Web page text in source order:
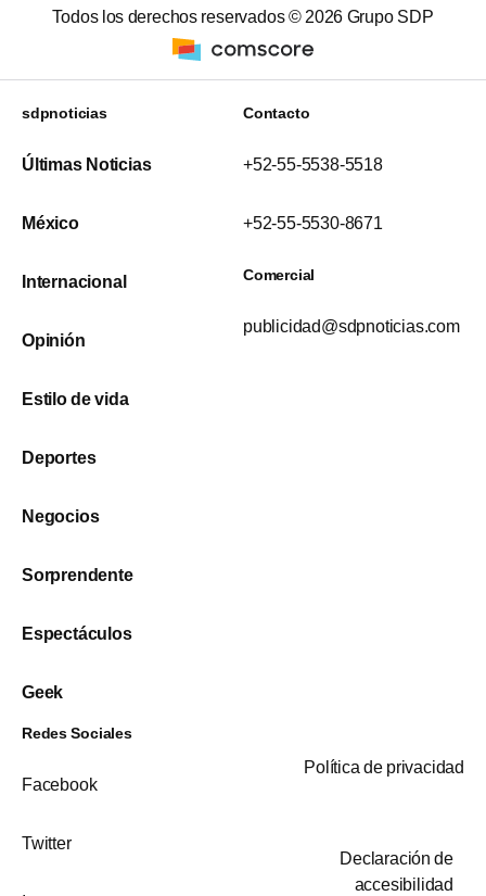
Todos los derechos reservados © 2026 Grupo SDP
sdpnoticias
Últimas Noticias
México
Internacional
Opinión
Estilo de vida
Deportes
Negocios
Sorprendente
Espectáculos
Geek
Contacto
+52-55-5538-5518
+52-55-5530-8671
Comercial
publicidad@sdpnoticias.com
Redes Sociales
Facebook
Twitter
Política de privacidad
Declaración de
accesibilidad